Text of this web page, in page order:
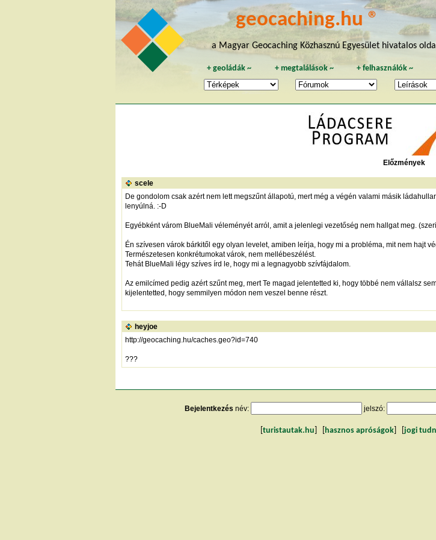
geocaching.hu ®
a Magyar Geocaching Közhasznú Egyesület hivatalos
+geoládák ~ + megtalálások~ +felhasználók ~
Előzmények
scele
De gondolom csak azért nem lett megszűnt állapotú, mert még a végén valami másik
lenyúlná. :-D
Egyébként várom BlueMali véleményét arról, amit a jelenlegi vezetőség nem hallgat meg.
Én szívesen várok bárkitől egy olyan levelet, amiben leírja, hogy mi a probléma, mit nem hajt
Természetesen konkrétumokat várok, nem mellébeszélést.
Tehát BlueMali légy szíves írd le, hogy mi a legnagyobb szívfájdalom.
Az emilcímed pedig azért szűnt meg, mert Te magad jelentetted ki, hogy többé nem vállalsz
kijelentetted, hogy semmilyen módon nem veszel benne részt.
heyjoe
http://geocaching.hu/caches.geo?id=740
???
Bejelentkezés név: jelszó:
turistautak.hu hasznos apróságok jogi